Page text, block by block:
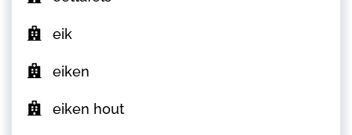
eik
eiken
eiken hout